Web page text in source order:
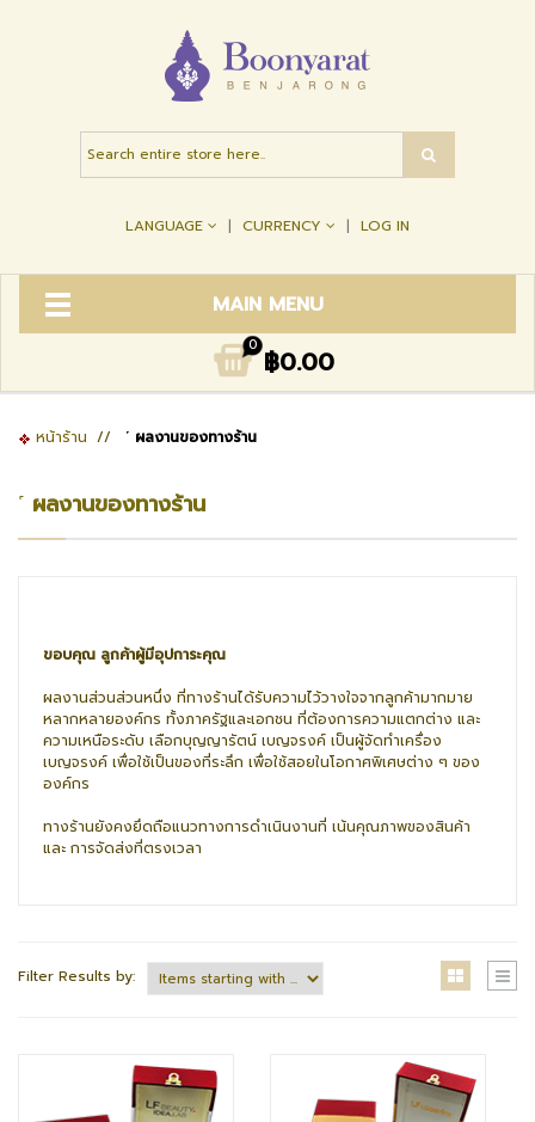
LANGUAGE CURRENCY LOG IN
MAIN MENU
0 ฿0.00
หน้าร้าน // ˹ ผลงานของทางร้าน
˹ ผลงานของทางร้าน
ขอบคุณ ลูกค้าผู้มีอุปการะคุณ
ผลงานส่วนส่วนหนึ่ง ที่ทางร้านได้รับความไว้วางใจจากลูกค้ามากมาย
หลากหลายองค์กร ทั้งภาครัฐและเอกชน ที่ต้องการความแตกต่าง และ
ความเหนือระดับ เลือกบุญญารัตน์ เบญจรงค์ เป็นผู้จัดทำเครื่อง
เบญจรงค์ เพื่อใช้เป็นของที่ระลึก เพื่อใช้สอยในโอกาศพิเศษต่าง ๆ ของ
องค์กร
ทางร้านยังคงยึดถือแนวทางการดำเนินงานที่ เน้นคุณภาพของสินค้า
และ การจัดส่งที่ตรงเวลา
Filter Results by: